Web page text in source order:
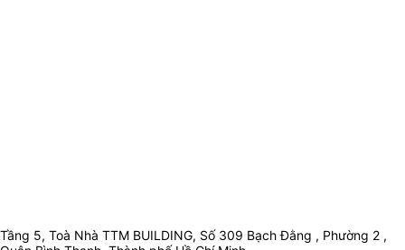
Tầng 5, Toà Nhà TTM BUILDING, Số 309 Bạch Đằng , Phường 2 ,